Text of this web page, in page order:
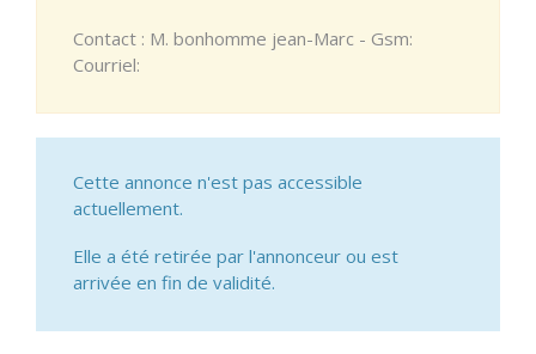
Contact : M. bonhomme jean-Marc - Gsm:
Courriel:
Cette annonce n'est pas accessible
actuellement.
Elle a été retirée par l'annonceur ou est
arrivée en fin de validité.